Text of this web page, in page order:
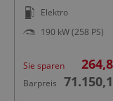
Elektro
190 kW (258 PS)
Sie sparen
Barpreis